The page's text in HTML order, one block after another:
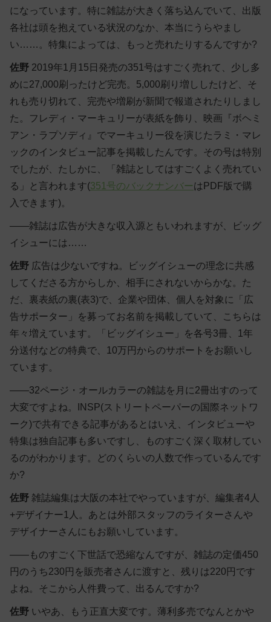
になっています。特に雑誌が大きく落ち込んでいて、出版
各社は頭を抱えている状況のなか、本当にうらやまし
い……。特集によっては、もっと売れたりするんですか?
佐野 2019年1月15日発売の351号はすごく売れて、少し多
めに27,000刷ったけど完売。5,000刷り増ししたけど、そ
れも売り切れて、完売や増刷が新聞で報道されたりしまし
た。フレディ・マーキュリーが表紙を飾り、映画『ボヘミ
アン・ラプソディ』でマーキュリー役を演じたラミ・マレ
ックのインタビュー記事を掲載したんです。その号は特別
でしたが、たしかに、「雑誌としてはすごくよく売れてい
る」と言われます(351号のバックナンバーはPDF版で購
入できます)。
――雑誌は広告が大きな収入源ともいわれますが、ビッグ
イシューには……
佐野 広告は少ないですね。ビッグイシューの理念に共感
してくださる方からしか、相手にされないからかな。た
だ、裏表紙の裏(表3)で、企業や団体、個人を対象に「広
告サポーター」を募ってお名前を掲載していて、こちらは
年々増えています。「ビッグイシュー」を各号3冊、1年
分送付などの特典で、10万円からのサポートをお願いし
ています。
――32ページ・オールカラーの雑誌を月に2冊出すのって
大変ですよね。INSP(ストリートペーパーの国際ネットワ
ーク)で共有できる記事があるとはいえ、インタビューや
特集は独自記事も多いですし、ものすごく深く取材してい
るのがわかります。どのくらいの人数で作っているんです
か?
佐野 雑誌編集は大阪の本社でやっていますが、編集者4人
+デザイナー1人。あとは外部スタッフのライターさんや
デザイナーさんにもお願いしています。
――ものすごく下世話で恐縮なんですが、雑誌の定価450
円のうち230円を販売者さんに渡すと、残りは220円です
よね。そこから人件費って、出るんですか?
佐野 いやあ、もう正直大変です。薄利多売でなんとかや